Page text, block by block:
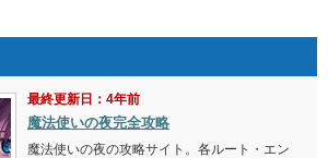
最終更新日：4年前
魔法使いの夜完全攻略
魔法使いの夜の攻略サイト。各ルート・エン